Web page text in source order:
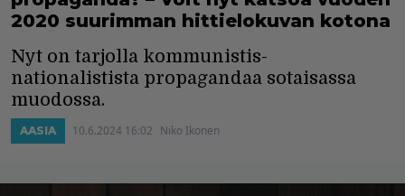
2020 suurimman hittielokuvan kotona
Nyt on tarjolla kommunistis-
nationalistista propagandaa sotaisassa
muodossa.
AASIA 10.6.2024 16:02 Niko Ikonen